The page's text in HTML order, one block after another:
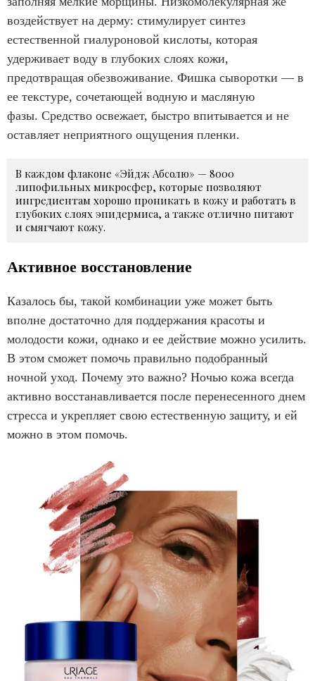
воздействует на дерму: стимулирует синтез
естественной гиалуроновой кислоты, которая
удерживает воду в глубоких слоях кожи,
предотвращая обезвоживание. Фишка сыворотки — в
ее текстуре, сочетающей водную и масляную
фазы. Средство освежает, быстро впитывается и не
оставляет неприятного ощущения пленки.
В каждом флаконе «Эйдж Абсолю» — 8000
липофильных микросфер, которые позволяют
ингредиентам хорошо проникать в кожу и работать в
глубоких слоях эпидермиса, а также отлично питают
и смягчают кожу.
Активное восстановление
Казалось бы, такой комбинации уже может быть
вполне достаточно для поддержания красоты и
молодости кожи, однако и ее действие можно усилить.
В этом сможет помочь правильно подобранный
ночной уход. Почему это важно? Ночью кожа всегда
активно восстанавливается после перенесенного днем
стресса и укрепляет свою естественную защиту, и ей
можно в этом помочь.